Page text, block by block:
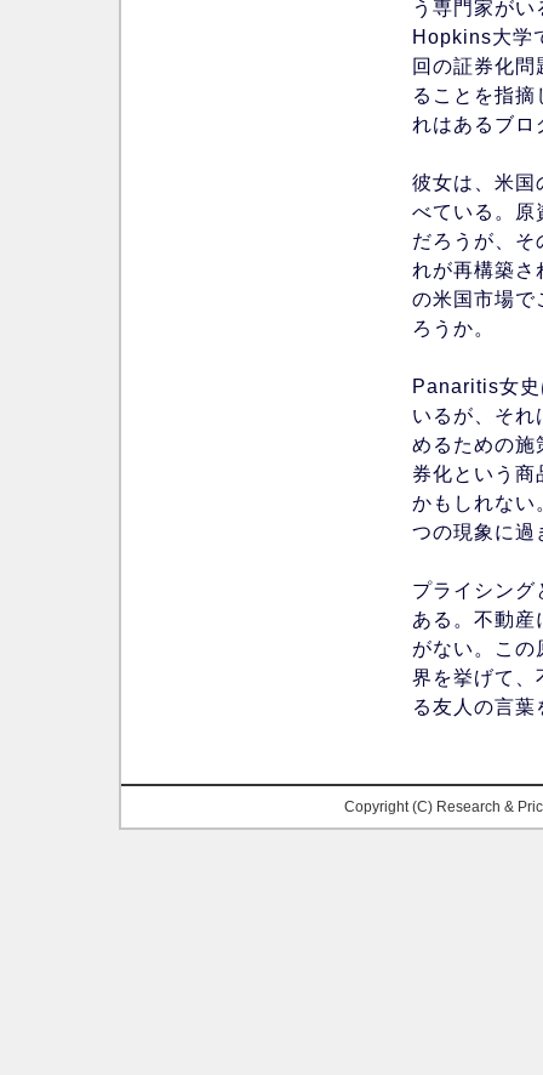
う専門家が
Hopkins大学
回の証券化問
ることを指
れはあるブロ
彼女は、米国
べている。原
だろうが、そ
れが再構築さ
の米国市場で
ろうか。
Panaritis女史
いるが、それ
めるための施
券化という商
かもしれない
つの現象に過
プライシング
ある。不動産
がない。この
界を挙げて、
る友人の言
Copyright (C) Research &